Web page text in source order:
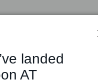
landed
AT